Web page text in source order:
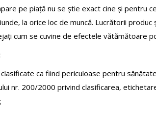
pe piață nu se știe exact cine și pentru
la orice loc de muncă. Lucrătorii
cum se cuvine de efectele vătămătoare
ca fiind periculoase pentru
nr. 200/2000 privind clasificarea,